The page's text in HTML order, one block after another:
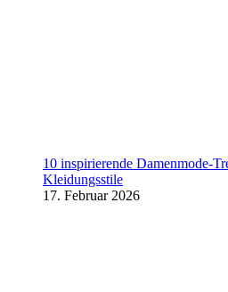
10 inspirierende Damenmode-
Kleidungsstile
17. Februar 2026